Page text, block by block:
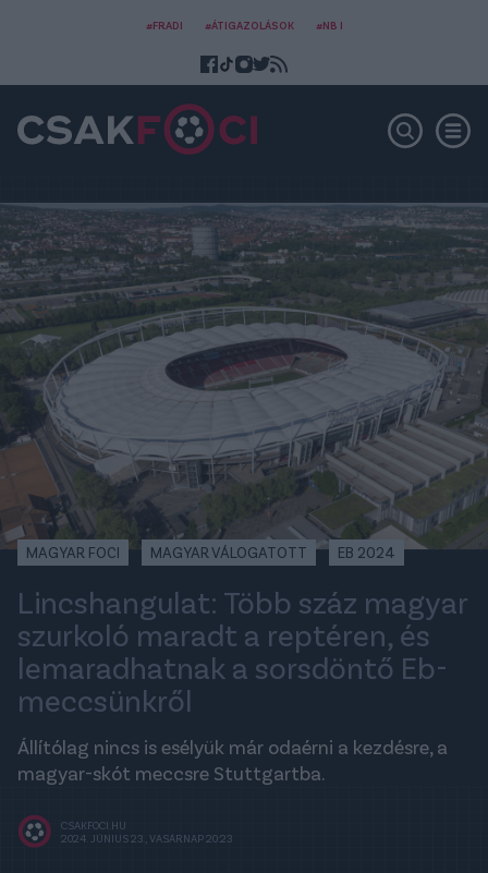
#FRADI #ÁTIGAZOLÁSOK #NB I
MAGYAR FOCI MAGYAR VÁLOGATOTT EB 2024
Lincshangulat: Több száz magyar
szurkoló maradt a reptéren, és
lemaradhatnak a sorsdöntő Eb-
meccsünkről
Állítólag nincs is esélyük már odaérni a kezdésre, a
magyar-skót meccsre Stuttgartba.
CSAKFOCI.HU
2024. JÚNIUS 23., VASÁRNAP 20:23